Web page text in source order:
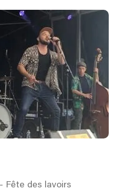
Fête des lavoirs